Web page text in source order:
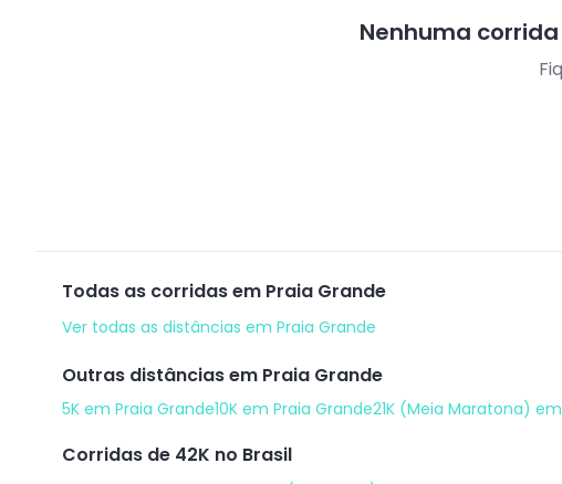
Nenhuma
Todas as corridas em Praia Grande
Ver todas as distâncias em Praia Grande
Outras distâncias em Praia Grande
5K em Praia Grande10K em Praia Grande21K (Meia Maratona) em
Corridas de 42K no Brasil